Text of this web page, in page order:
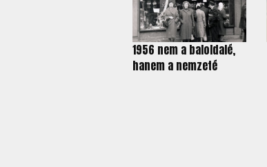
1956 nem a baloldalé,
hanem a nemzeté